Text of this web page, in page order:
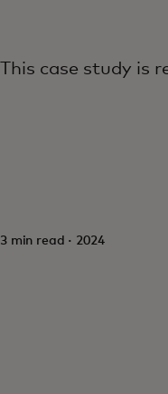
This case study is
3 min read · 2024